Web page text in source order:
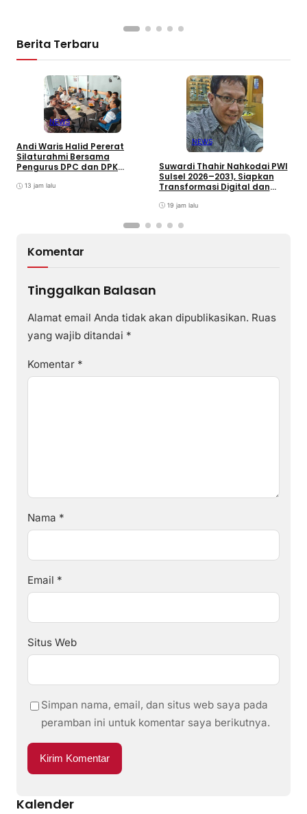
Berita Terbaru
NEWS
Andi Waris Halid Pererat
Silaturahmi Bersama
Pengurus DPC dan DPK
13 jam lalu
NEWS
Suwardi Thahir Nahkodai PWI
Sulsel 2026–2031, Siapkan
Transformasi Digital dan
19 jam lalu
Komentar
Tinggalkan Balasan
Alamat email Anda tidak akan dipublikasikan. Ruas
yang wajib ditandai *
Komentar *
Nama *
Email *
Situs Web
Simpan nama, email, dan situs web saya pada
peramban ini untuk komentar saya berikutnya.
Kalender